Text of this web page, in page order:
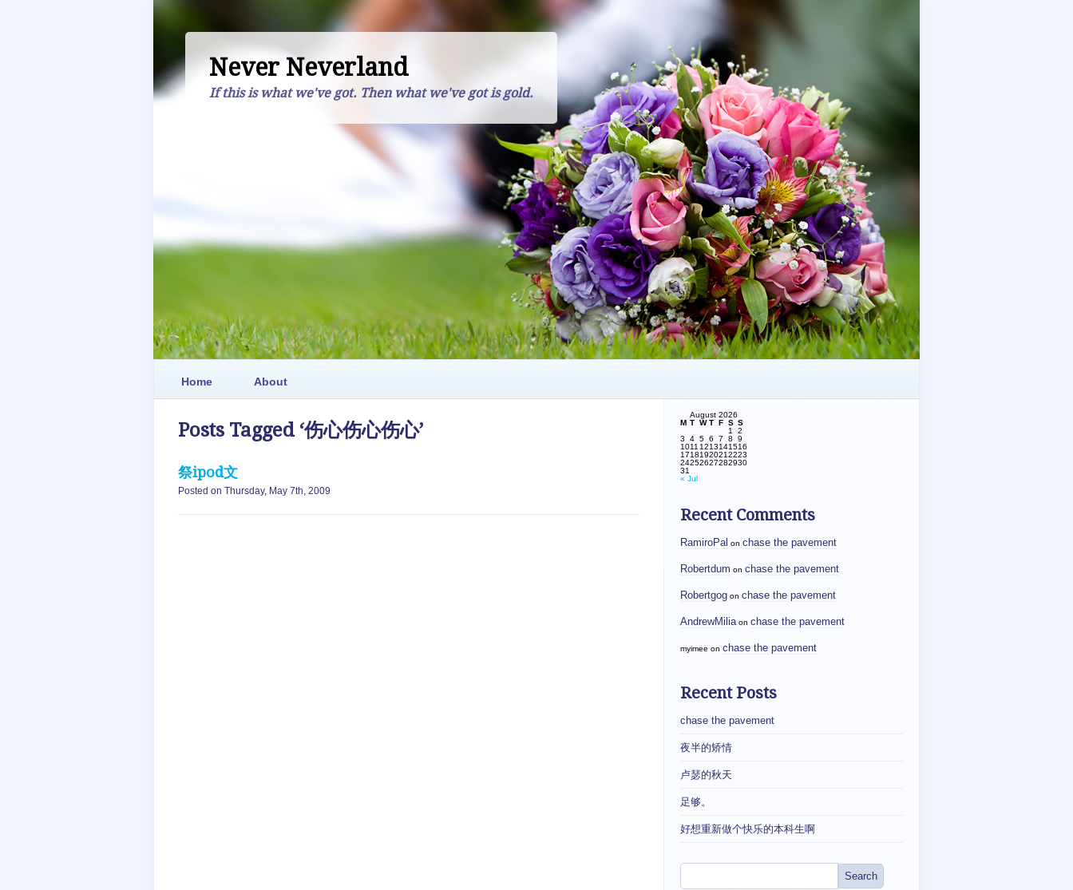
Never Neverland
If this is what we've got. Then what we've got is gold.
Home About
Posts Tagged ‘伤心伤心伤心’
祭ipod文
Posted on Thursday, May 7th, 2009
August 2026
M T W T F S S
1
2
3
4 5 6 7 8
9
1011 1213141516
17181920212223
24252627282930
31
« Jul
Recent Comments
RamiroPal on chase the pavement
Robertdum on chase the pavement
Robertgog on chase the pavement
AndrewMilia on chase the pavement
myimee on chase the pavement
Recent Posts
chase the pavement
夜半的矫情
卢瑟的秋天
足够。
好想重新做个快乐的本科生啊